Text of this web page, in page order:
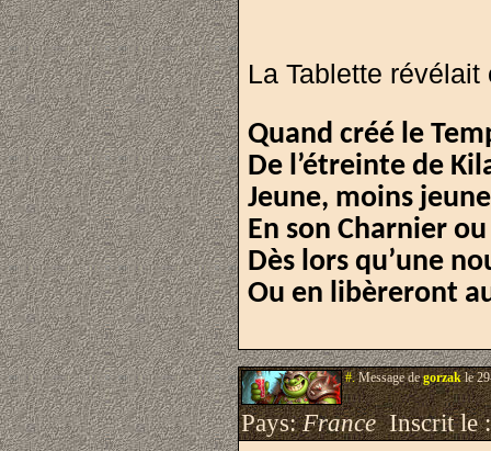
La Tablette
Quand créé le
De l’étreinte de
Jeune, moins
En son Charnier
Dès lors qu’une
Ou en libèreront
#.Message degorzakle
Pays:FranceInscrit le